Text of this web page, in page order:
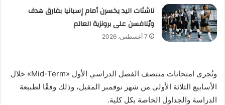
ناشئات اليد يخسرن أمام إسبانيا بفارق هدف
ويُنافسن على برونزية العالم
7 أغسطس، 2026
وتُجرى امتحانات منتصف الفصل الدراسي الأول «Mid-Term» خلال
الأسابيع الثلاثة الأولى من شهر نوفمبر المقبل، وذلك وفقًا لطبيعة
الدراسة والجداول الخاصة بكل كلية.